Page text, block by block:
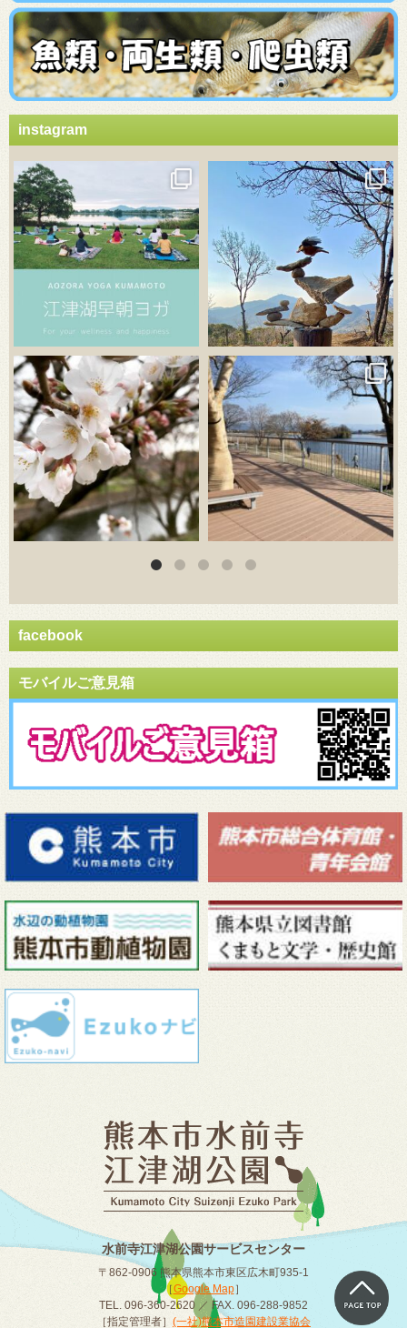
instagram
3月 20
3月 18
3月 18
facebook
モバイルご意見箱
水前寺江津湖公園サービスセンター
〒862-0906 熊本県熊本市東区広木町935-1
［Google Map］
TEL. 096-360-2620 ／ FAX. 096-288-9852
［指定管理者］ (一社)熊本市造園建設業協会